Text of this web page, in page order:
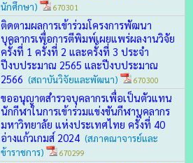
นักศึกษา)
670301
ติดตามผลการเข้าร่วมโครงการพัฒนา
บุคลากรเพื่อการตีพิมพ์เผยแพร่ผลงานวิจัย
ครั้งที่ 1 ครั้งที่ 2 และครั้งที่ 3 ประจำ
ปีงบประมาณ 2565 และปีงบประมาณ
2566 (สถาบันวิจัยและพัฒนา) 670300
ขออนุญาตสำรวจบุคลากรเพื่อเป็นตัวแทน
นักกีฬาในการเข้าร่วมแข่งขันกีฬาบุคลากร
มหาวิทยาลัย แห่งประเทศไทย ครั้งที่ 40
อ่างแก้วเกมส์ 2024 (สภาคณาจารย์และ
ข้าราชการ)
670299